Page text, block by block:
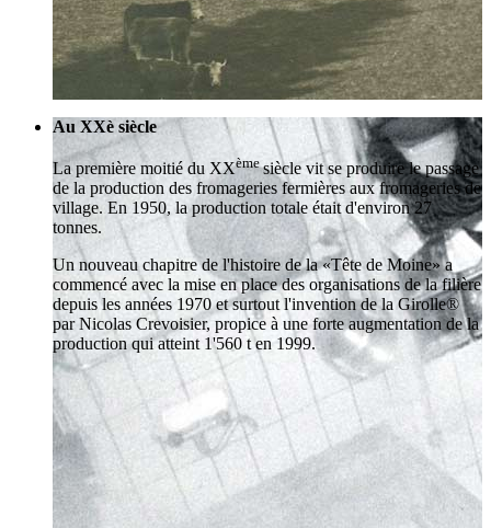
Au XXè siècle
La première moitié du XXème siècle vit se produire le passage
de la production des fromageries fermières aux fromageries de
village. En 1950, la production totale était d'environ 27
tonnes.
Un nouveau chapitre de l'histoire de la «Tête de Moine» a
commencé avec la mise en place des organisations de la filière
depuis les années 1970 et surtout l'invention de la Girolle®
par Nicolas Crevoisier, propice à une forte augmentation de la
production qui atteint 1'560 t en 1999.